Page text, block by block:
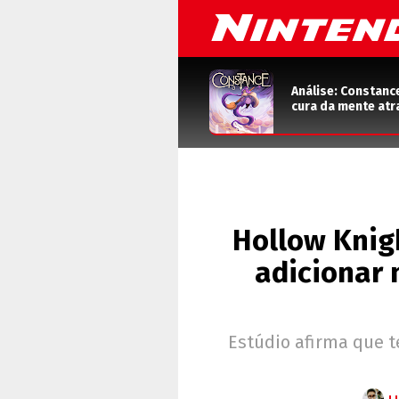
Análise:
cura da mente
Hollow
adicionar
Estúdio afirma que